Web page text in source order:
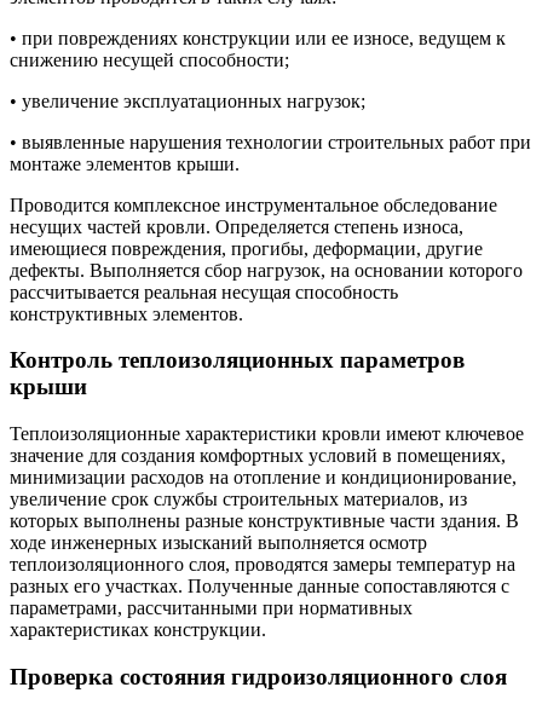
• при повреждениях конструкции или ее износе, ведущем к
снижению несущей способности;
• увеличение эксплуатационных нагрузок;
• выявленные нарушения технологии строительных работ при
монтаже элементов крыши.
Проводится комплексное инструментальное обследование
несущих частей кровли. Определяется степень износа,
имеющиеся повреждения, прогибы, деформации, другие
дефекты. Выполняется сбор нагрузок, на основании которого
рассчитывается реальная несущая способность
конструктивных элементов.
Контроль теплоизоляционных параметров
крыши
Теплоизоляционные характеристики кровли имеют ключевое
значение для создания комфортных условий в помещениях,
минимизации расходов на отопление и кондиционирование,
увеличение срок службы строительных материалов, из
которых выполнены разные конструктивные части здания. В
ходе инженерных изысканий выполняется осмотр
теплоизоляционного слоя, проводятся замеры температур на
разных его участках. Полученные данные сопоставляются с
параметрами, рассчитанными при нормативных
характеристиках конструкции.
Проверка состояния гидроизоляционного слоя